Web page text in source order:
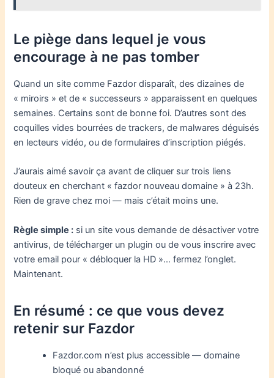
Le piège dans lequel je vous
encourage à ne pas tomber
Quand un site comme Fazdor disparaît, des dizaines de
« miroirs » et de « successeurs » apparaissent en quelques
semaines. Certains sont de bonne foi. D’autres sont des
coquilles vides bourrées de trackers, de malwares déguisés
en lecteurs vidéo, ou de formulaires d’inscription piégés.
J’aurais aimé savoir ça avant de cliquer sur trois liens
douteux en cherchant « fazdor nouveau domaine » à 23h.
Rien de grave chez moi — mais c’était moins une.
Règle simple : si un site vous demande de désactiver votre
antivirus, de télécharger un plugin ou de vous inscrire avec
votre email pour « débloquer la HD »… fermez l’onglet.
Maintenant.
En résumé : ce que vous devez
retenir sur Fazdor
Fazdor.com n’est plus accessible — domaine
bloqué ou abandonné